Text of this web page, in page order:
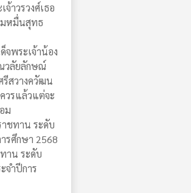
าวรวงศ์เธอ
มหมื่นสุทธ
จพระเจ้าน้อง
วลัยลักษณ์
รีสวางควัฒน
วรแล้วแต่จะ
ม
ชทาน ระดับ
รศึกษา 2568
าน ระดับ
จำปีการ